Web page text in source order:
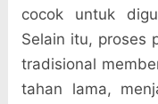
cocok untuk
Selain itu, proses
tradisional
tahan lama,